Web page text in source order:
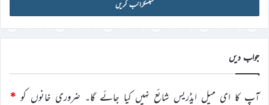
ڈی
درج
کریں
جواب دیں
آپ کا ای میل ایڈریس شائع نہیں کیا جائے گا۔ ضروری خانوں کو *